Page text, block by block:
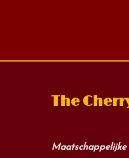
The
Maatschappelijke